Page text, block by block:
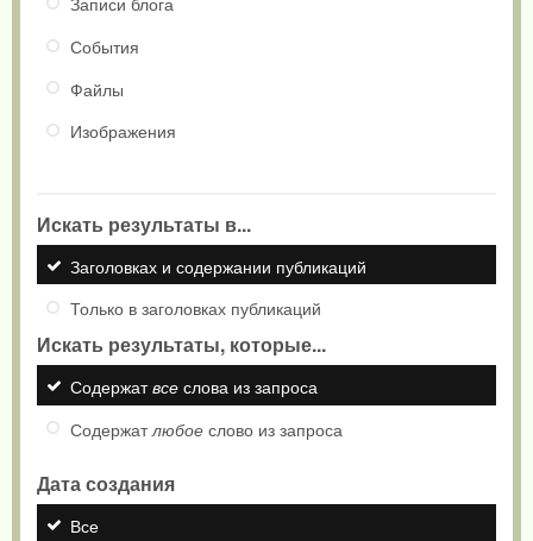
События
Файлы
Изображения
Искать результаты в...
Заголовках и содержании публикаций
Только в заголовках публикаций
Искать результаты, которые...
Содержатвсе слова из запроса
Содержатлюбое слово из запроса
Дата создания
Все